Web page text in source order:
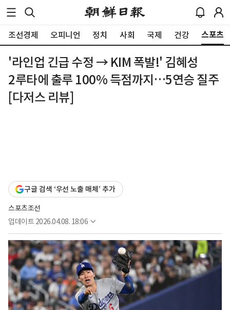
조선경제 오피니언 정치 사회 국제 건강 스포츠
'라인업 긴급 수정 → KIM 폭발!' 김혜성
2루타에 출루 100% 득점까지…5연승 질주
[다저스 리뷰]
구글 검색 ‘우선 노출 매체’ 추가
스포츠조선
업데이트 2026.04.08. 18:06